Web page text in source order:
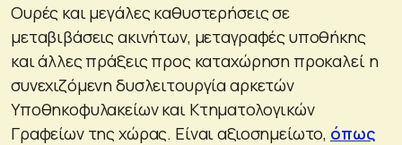
Ουρές και μεγάλες καθυστερήσεις σε
μεταβιβάσεις ακινήτων, μεταγραφές υποθήκης
και άλλες πράξεις προς καταχώρηση προκαλεί η
συνεχιζόμενη δυσλειτουργία αρκετών
Υποθηκοφυλακείων και Κτηματολογικών
Γραφείων της χώρας. Είναι αξιοσημείωτο, όπως